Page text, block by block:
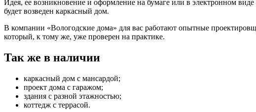
Идея, ее возникновение и оформление на бумаге или в электронном
будет возведен каркасный дом.
В компании «Вологодские дома» для вас работают опытные
который, к тому же, уже проверен на практике.
Так же в наличии
каркасный дом с мансардой;
проект дома с гаражом;
здания с разной этажностью;
коттедж с террасой.